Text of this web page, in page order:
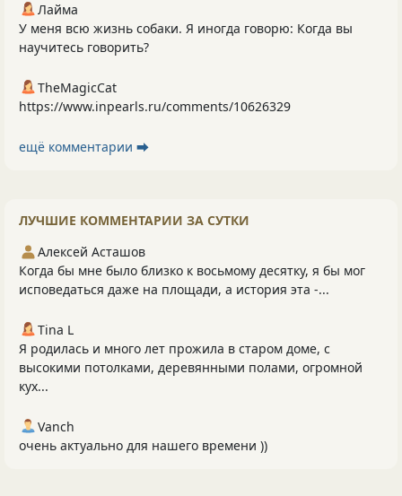
Лайма
У меня всю жизнь собаки. Я иногда говорю: Когда вы
научитесь говорить?
TheMagicCat
https://www.inpearls.ru/comments/10626329
ещё комментарии ⮕
ЛУЧШИЕ КОММЕНТАРИИ ЗА СУТКИ
Алексей Асташов
Когда бы мне было близко к восьмому десятку, я бы мог
исповедаться даже на площади, а история эта -...
Tina L
Я родилась и много лет прожила в старом доме, с
высокими потолками, деревянными полами, огромной
кух...
Vanch
очень актуально для нашего времени ))